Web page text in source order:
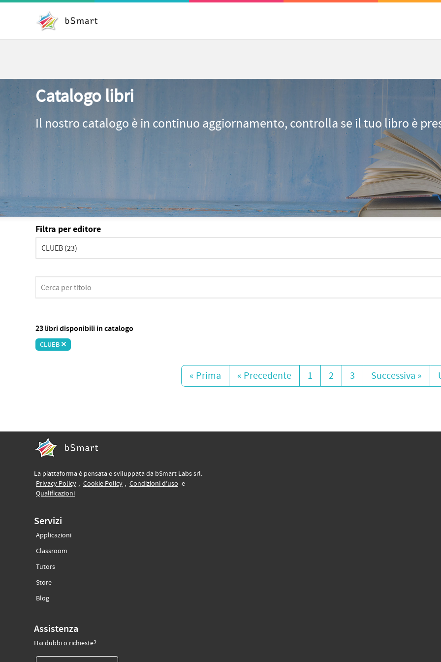
Catalogo libri
Il nostro catalogo è in continuo aggiornamento, controlla se il tuo libro è
Filtra per editore
23 libri disponibili in catalogo
CLUEB
« Prima « Precedente 1 2 3 Successiva »
La piattaforma è pensata e sviluppata da bSmart Labs srl.
Privacy Policy(si apre in un’altra scheda)
, Cookie Policy(si apre in un’altra scheda)
, Condizioni d’uso (si apre in un’altra scheda)
e
Qualificazioni(si apre in un’altra scheda)
Servizi
Applicazioni
Classroom
Tutors(si apre in un’altra scheda)
Store(si apre in un’altra scheda)
Blog(si apre in un’altra scheda)
Assistenza
Hai dubbi o richieste?